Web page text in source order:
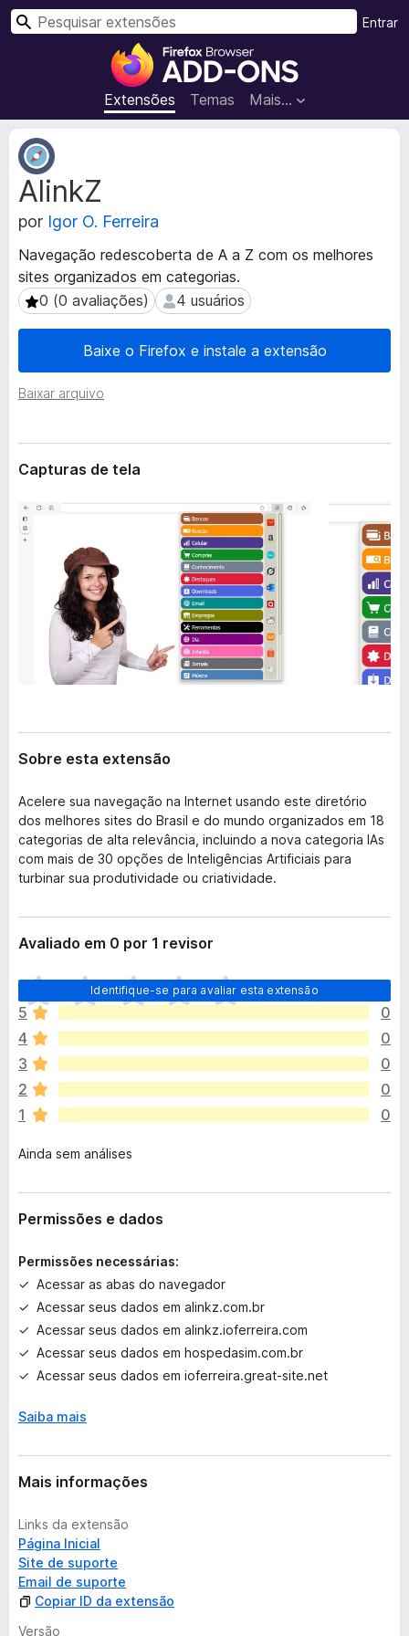
E
x
t
e
d
o
N
a
e
o
i
r
e
f
o
x
Extensões Temas Mais…
Entrar
P
AlinkZ
por Igor O. Ferreira
Navegação redescoberta de A a Z com os melhores
sites organizados em categorias.
0 (0 avaliações)
0 (0 avaliações) 4 usuários
4 usuários
Baixe o Firefox e instale a extensão
Baixar arquivo
M
e
t
a
d
d
o
s
d
x
t
ã
Capturas de tela
Sobre esta extensão
Acelere sua navegação na Internet usando este diretório
dos melhores sites do Brasil e do mundo organizados em 18
categorias de alta relevância, incluindo a nova categoria IAs
com mais de 30 opções de Inteligências Artificiais para
turbinar sua produtividade ou criatividade.
Avaliado em 0 por 1 revisor
Identifique-se para avaliar esta extensão
A
i
n
d
a
n
ã
o
x
s
t
m
v
a
l
e
5
0
4
0
3
0
2
0
1
0
Ainda sem análises
Permissões e dados
Permissões necessárias:
Acessar as abas do navegador
Acessar seus dados em alinkz.com.br
Acessar seus dados em alinkz.ioferreira.com
Acessar seus dados em hospedasim.com.br
Acessar seus dados em ioferreira.great-site.net
Saiba mais
Mais informações
Links da extensão
Página Inicial
Site de suporte
Email de suporte
Copiar ID da extensão
Versão